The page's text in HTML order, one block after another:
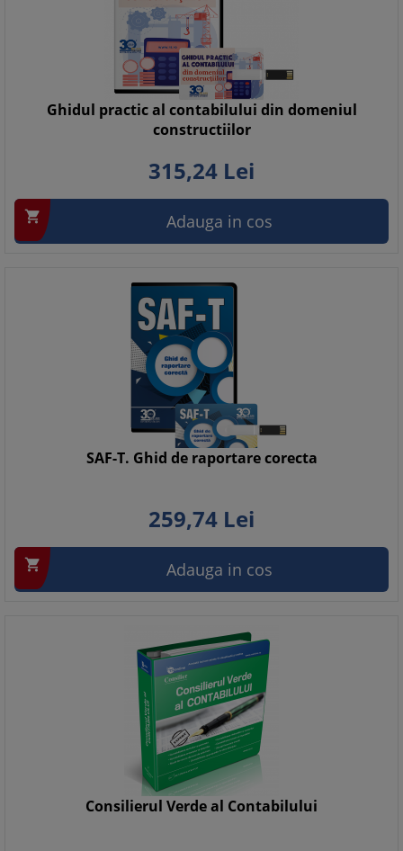
Ghidul practic al contabilului din domeniul
constructiilor
315,24 Lei
 Adauga in cos
SAF-T. Ghid de raportare corecta
259,74 Lei
 Adauga in cos
Consilierul Verde al Contabilului